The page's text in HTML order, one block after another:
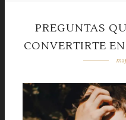
PREGUNTAS
CONVERTIRTE